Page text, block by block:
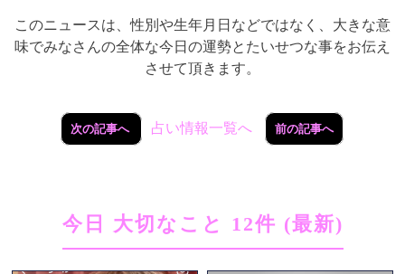
このニュースは、性別や生年月日などではなく、大きな意
味でみなさんの全体な今日の運勢とたいせつな事をお伝え
させて頂きます。
次の記事へ 占い情報一覧へ 前の記事へ
今日 大切なこと 12件 (最新)